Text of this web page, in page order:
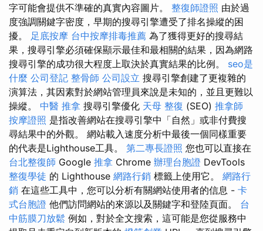
字可能會提供不準確的真實內容圖片。 整復師證照 由於過
度強調關鍵字密度，早期的搜尋引擎遭受了排名操縱的困
擾。 足底按摩 台中按摩排毒推薦 為了獲得更好的搜尋結
果，搜尋引擎必須確保顯示最佳和最相關的結果，因為網路
搜尋引擎的成功很大程度上取決於真實結果的比例。 seo是
什麼 公司登記 整骨師 公司設立 搜尋引擎創建了更複雜的
演算法，其因素對於網站管理員來說是未知的，並且更難以
操縱。 中醫 推拿 搜尋引擎優化 天母 整復 (SEO) 推拿師
按摩證照 是指改善網站在搜尋引擎中「自然」或非付費搜
尋結果中的外觀。 網站載入速度分析中最後一個同樣重要
的代表是Lighthouse工具。 第二專長證照 您也可以直接在
台北整復師 Google 推拿 Chrome 辦理台胞證 DevTools
整復學徒 的 Lighthouse 網路行銷 標籤上使用它。 網路行
銷 在這些工具中，您可以分析有關網站使用者的信息 - 卡
式台胞證 他們訪問網站的來源以及關鍵字和登陸頁面。 台
中筋膜刀放鬆 例如，對於全文搜索，這可能是您從服務中